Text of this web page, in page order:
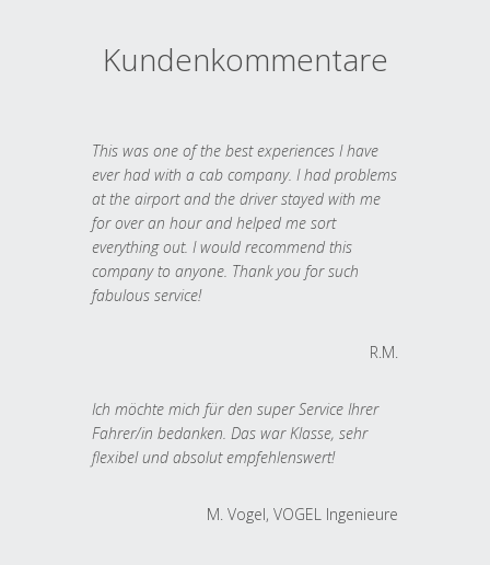
Kundenkommentare
This was one of the best experiences I have
ever had with a cab company. I had problems
at the airport and the driver stayed with me
for over an hour and helped me sort
everything out. I would recommend this
company to anyone. Thank you for such
fabulous service!
R.M.
Ich möchte mich für den super Service Ihrer
Fahrer/in bedanken. Das war Klasse, sehr
flexibel und absolut empfehlenswert!
M. Vogel, VOGEL Ingenieure